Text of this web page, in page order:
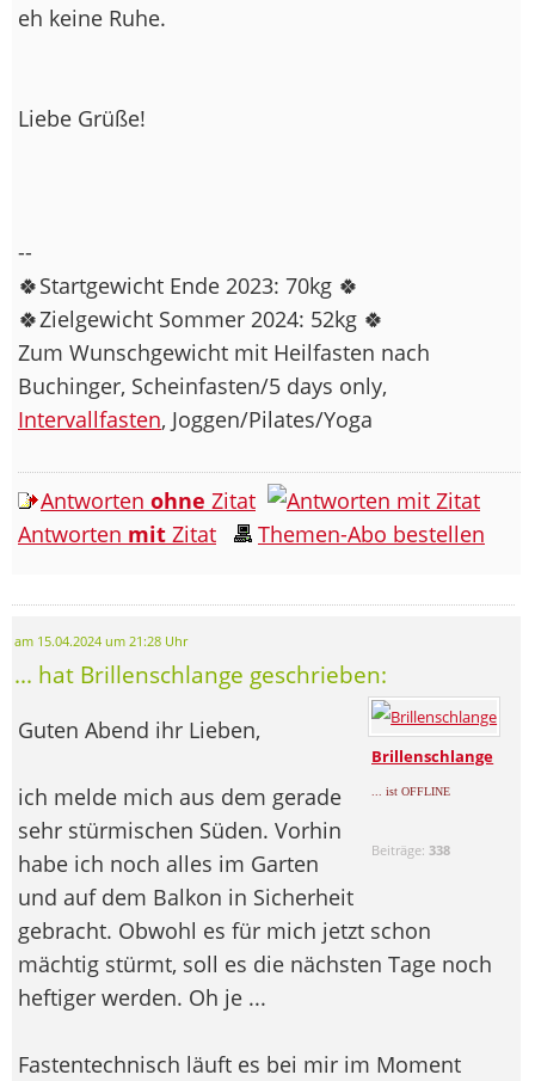
eh keine Ruhe.
Liebe Grüße!
--
🍀Startgewicht Ende 2023: 70kg 🍀
🍀Zielgewicht Sommer 2024: 52kg 🍀
Zum Wunschgewicht mit Heilfasten nach
Buchinger, Scheinfasten/5 days only,
Intervallfasten, Joggen/Pilates/Yoga
Antworten ohne Zitat
Antworten mit Zitat Themen-Abo bestellen
am 15.04.2024 um 21:28 Uhr
... hat Brillenschlange geschrieben:
Brillenschlange
... ist OFFLINE
Beiträge:338
Guten Abend ihr Lieben,
ich melde mich aus dem gerade
sehr stürmischen Süden. Vorhin
habe ich noch alles im Garten
und auf dem Balkon in Sicherheit
gebracht. Obwohl es für mich jetzt schon
mächtig stürmt, soll es die nächsten Tage noch
heftiger werden. Oh je ...
Fastentechnisch läuft es bei mir im Moment